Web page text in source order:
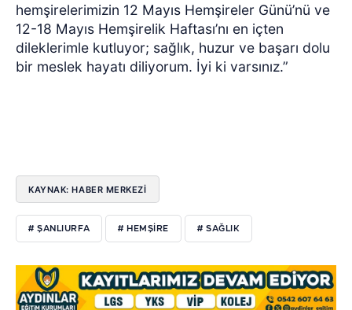
hemşirelerimizin 12 Mayıs Hemşireler Günü’nü ve
12-18 Mayıs Hemşirelik Haftası’nı en içten
dileklerimle kutluyor; sağlık, huzur ve başarı dolu
bir meslek hayatı diliyorum. İyi ki varsınız.”
KAYNAK: HABER MERKEZİ
# ŞANLIURFA # HEMŞİRE # SAĞLIK